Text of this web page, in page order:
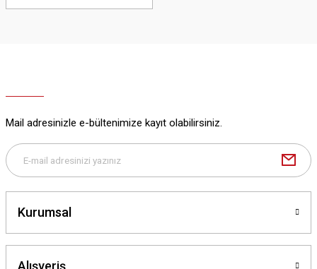
Mail adresinizle e-bültenimize kayıt olabilirsiniz.
Kurumsal